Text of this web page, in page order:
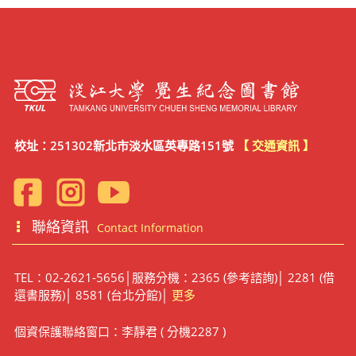
校址：251302新北市淡水區英專路151號 【 交通資訊 】
聯絡資訊 Contact Information
TEL：02-2621-5656│服務分機：2365 (參考諮詢)│ 2281 (借
還書服務)│ 8581 (台北分館)│ 更多
個資保護聯絡窗口：李靜君 ( 分機2287 )